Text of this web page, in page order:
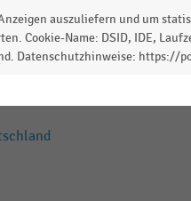
Anzeigen auszuliefern und um
Cookie-Name: DSID, IDE,
Datenschutzhinweise: https://